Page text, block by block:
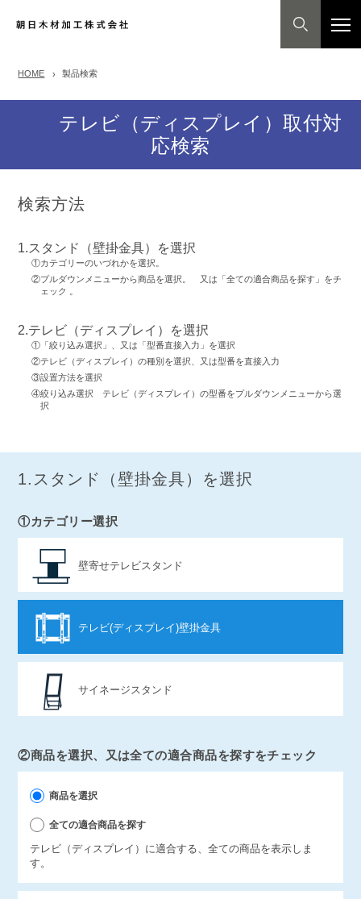
HOME 製品検索
テレビ（ディスプレイ）取付対
応検索
検索方法
1.スタンド（壁掛金具）を選択
①カテゴリーのいづれかを選択。
②プルダウンメニューから商品を選択。 又は「全ての適合商品を探す」をチ
ェック 。
2.テレビ（ディスプレイ）を選択
①「絞り込み選択」、又は「型番直接入力」を選択
②テレビ（ディスプレイ）の種別を選択、又は型番を直接入力
③設置方法を選択
④絞り込み選択 テレビ（ディスプレイ）の型番をプルダウンメニューから選
択
1.スタンド（壁掛金具）を選択
①カテゴリー選択
壁寄せテレビスタンド
テレビ(ディスプレイ)壁掛金具
サイネージスタンド
②商品を選択、又は全ての適合商品を探すをチェック
商品を選択
全ての適合商品を探す
テレビ（ディスプレイ）に適合する、全ての商品を表示しま
す。